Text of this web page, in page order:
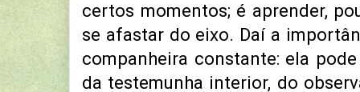
certos momentos; é aprender,
se afastar do eixo. Daí a
companheira constante: ela
da testemunha interior, do